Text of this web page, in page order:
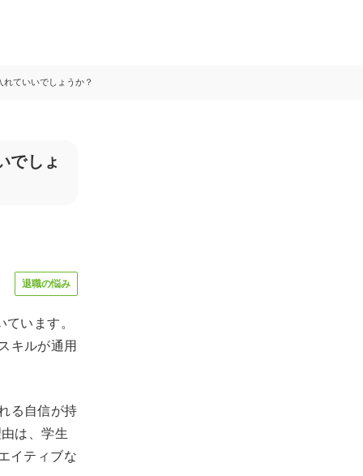
ていいでしょうか？
でしょ
退職の悩み
います。
キルが通用
る自信が持
は、学生
イティブな